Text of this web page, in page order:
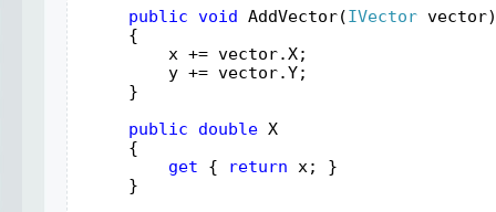
public void AddVector(IVector vector)
     {
x += vector.X;
y += vector.Y;
     }
public
double X
    {
get { return x; }
     }